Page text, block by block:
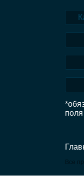
поля
Все